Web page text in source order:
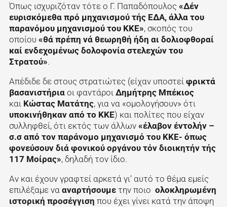
Όπως ισχυριζόταν τότε ο Γ. Παπαδόπουλος «Δέν
ευρισκόμεθα πρό μηχανισμού τής ΕΔΑ, άλλα του
παρανόμου μηχανισμού του ΚΚΕ», σκοπός του
οποίου «θά πρέπη νά θεωρηθή ήδη αι δολιοφθοραί
καί ενδεχομένως δολοφονία στελεχών του
Στρατού».
Απέδιδε δε στους στρατιώτες (είχαν υποστεί φρικτά
βασανιστήριαοι φαντάροι Δημήτρης Μπέκιος
και Κώστας Ματάτης, για να «ομολογήσουν» ότι
υποκινήθηκαν από το ΚΚΕ) και πολίτες που είχαν
συλληφθεί, ότι εκτός των άλλων «έλαβον έντολήν –
σ.σ από τον παράνομο μηχανισμό του ΚΚΕ- όπως
φονεύσουν διά φονικού οργάνου τόν διοικητήν τής
117 Μοίρας», δηλαδή τον ίδιο.
Αν και έχουν γραφτεί αρκετά γι’ αυτό το θέμα εμείς
επιλέξαμε να αναρτήσουμετην ποιο ολοκληρωμένη
ιστορική προσέγγιση που έχει γίνει κατά την άποψη